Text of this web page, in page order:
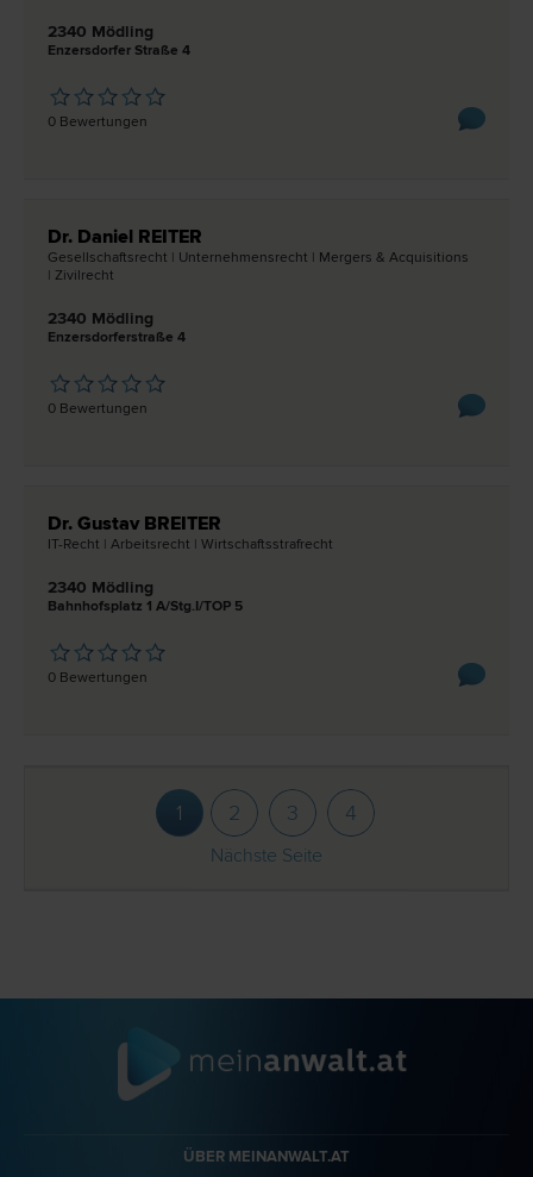
2340 Mödling
Enzersdorfer Straße 4
0 Bewertungen
Dr. Daniel REITER
Gesellschafts­recht | Unternehmens­recht | Mergers & Acquisitions
| Zivil­recht
2340 Mödling
Enzersdorferstraße 4
0 Bewertungen
Dr. Gustav BREITER
IT-Recht | Arbeits­recht | Wirtschaftsstraf­recht
2340 Mödling
Bahnhofsplatz 1 A/Stg.I/TOP 5
0 Bewertungen
1 2 3 4
Nächste Seite
ÜBER MEINANWALT.AT